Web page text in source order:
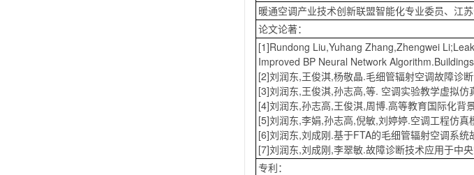
暖通空调产业技术创新联盟智能化专业委员、江
论文论著：
[1]Rundong Liu,Yuhang Zhang,Zhengwei
Improved BP Neural Network
[2]刘润东,王俊淇,杨敬晶.毛细管辐射空调故障诊
[3]刘润东,王俊淇,孙志高,等. 空调实验教学虚拟
[4]刘润东,孙志高,王俊淇,周博.高等教育国际化背
[5]刘润东,李娟,孙志高,倪敏,刘婷婷.空调工程仿
[6]刘润东,刘成刚.基于FTA的毛细管辐射空调系
[7]刘润东,刘成刚,李翠敏.故障诊断技术应用于中
专利：